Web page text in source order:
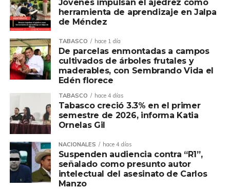
nuevos consultorios
Compartir en:
Jóvenes impulsan el ajedrez como
herramienta de aprendizaje en Jalpa
de Méndez
TABASCO hace 1 día
De parcelas enmontadas a campos
cultivados de árboles frutales y
maderables, con Sembrando Vida el
Edén florece
TABASCO hace 4 días
Tabasco creció 3.3% en el primer
semestre de 2026, informa Katia
Ornelas Gil
NACIONALES hace 4 días
Suspenden audiencia contra “R1”,
señalado como presunto autor
intelectual del asesinato de Carlos
Manzo